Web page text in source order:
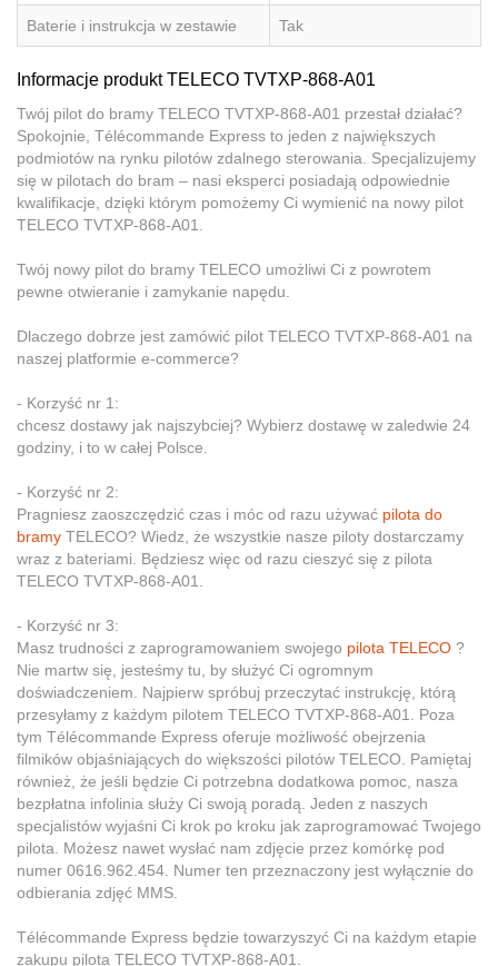
Baterie i instrukcja w zestawie Tak
Informacje produkt TELECO TVTXP-868-A01
Twój pilot do bramy TELECO TVTXP-868-A01 przestał działać?
Spokojnie, Télécommande Express to jeden z największych
podmiotów na rynku pilotów zdalnego sterowania. Specjalizujemy
się w pilotach do bram – nasi eksperci posiadają odpowiednie
kwalifikacje, dzięki którym pomożemy Ci wymienić na nowy pilot
TELECO TVTXP-868-A01.
Twój nowy pilot do bramy TELECO umożliwi Ci z powrotem
pewne otwieranie i zamykanie napędu.
Dlaczego dobrze jest zamówić pilot TELECO TVTXP-868-A01 na
naszej platformie e-commerce?
- Korzyść nr 1:
chcesz dostawy jak najszybciej? Wybierz dostawę w zaledwie 24
godziny, i to w całej Polsce.
- Korzyść nr 2:
Pragniesz zaoszczędzić czas i móc od razu używać pilota do
bramy TELECO? Wiedz, że wszystkie nasze piloty dostarczamy
wraz z bateriami. Będziesz więc od razu cieszyć się z pilota
TELECO TVTXP-868-A01.
- Korzyść nr 3:
Masz trudności z zaprogramowaniem swojego pilota TELECO ?
Nie martw się, jesteśmy tu, by służyć Ci ogromnym
doświadczeniem. Najpierw spróbuj przeczytać instrukcję, którą
przesyłamy z każdym pilotem TELECO TVTXP-868-A01. Poza
tym Télécommande Express oferuje możliwość obejrzenia
filmików objaśniających do większości pilotów TELECO. Pamiętaj
również, że jeśli będzie Ci potrzebna dodatkowa pomoc, nasza
bezpłatna infolinia służy Ci swoją poradą. Jeden z naszych
specjalistów wyjaśni Ci krok po kroku jak zaprogramować Twojego
pilota. Możesz nawet wysłać nam zdjęcie przez komórkę pod
numer 0616.962.454. Numer ten przeznaczony jest wyłącznie do
odbierania zdjęć MMS.
Télécommande Express będzie towarzyszyć Ci na każdym etapie
zakupu pilota TELECO TVTXP-868-A01.